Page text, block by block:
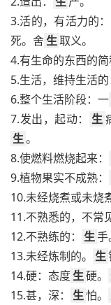
3.活的，有活力的：
死。舍生取义。
4.有生命的东西的
5.生活，维持生活的
6.整个生活阶段：一
7.发出，起动：
生
生。
8.使燃料燃烧起来：
9.植物果实不成熟：
10.未经烧煮或未烧
11.不熟悉的，不常
12.不熟练的：
生手
13.未经炼制的。
生
14.硬：态度生硬。
15.甚，深：
生怕。